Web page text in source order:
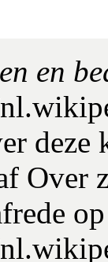
en
Over
op